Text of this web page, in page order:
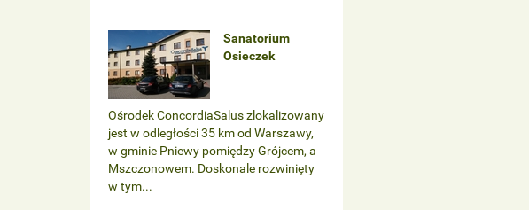
Sanatorium
Osieczek
Ośrodek ConcordiaSalus zlokalizowany
jest w odległości 35 km od Warszawy,
w gminie Pniewy pomiędzy Grójcem, a
Mszczonowem. Doskonale rozwinięty
w tym...